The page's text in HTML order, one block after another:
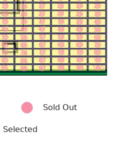
15 16 17 18 19
20
25 26 27 28 29
30
35 36 37 38 39
40
45 46 47 48 49
50
55 56 57 58 59
60
65 66 67 68 69
70
75 76 77 78 79
80
85 86 87 88 89
90
95 96 97 98 99 100
Sold Out
Selected